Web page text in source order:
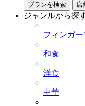
プランを検索 店
ジャンルから探
フィンガー
和食
洋食
中華